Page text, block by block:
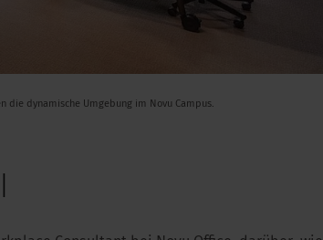
die dynamische Umgebung im Novu Campus.